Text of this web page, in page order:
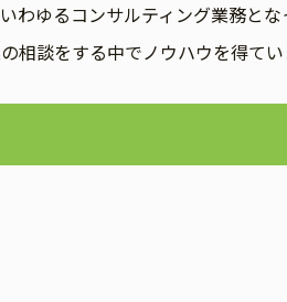
ゆるコンサルティング業務とな
談をする中でノウハウを得てい